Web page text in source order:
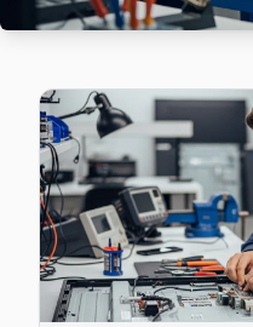
Karlıktepe Hi-
Kordonboyu Hi-
Kordonboyu
Hi-Level Servis
Orhantepe Hi-
Hi-Level TV HDMI